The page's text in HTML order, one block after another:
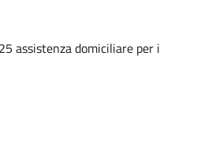
assistenza domiciliare per i